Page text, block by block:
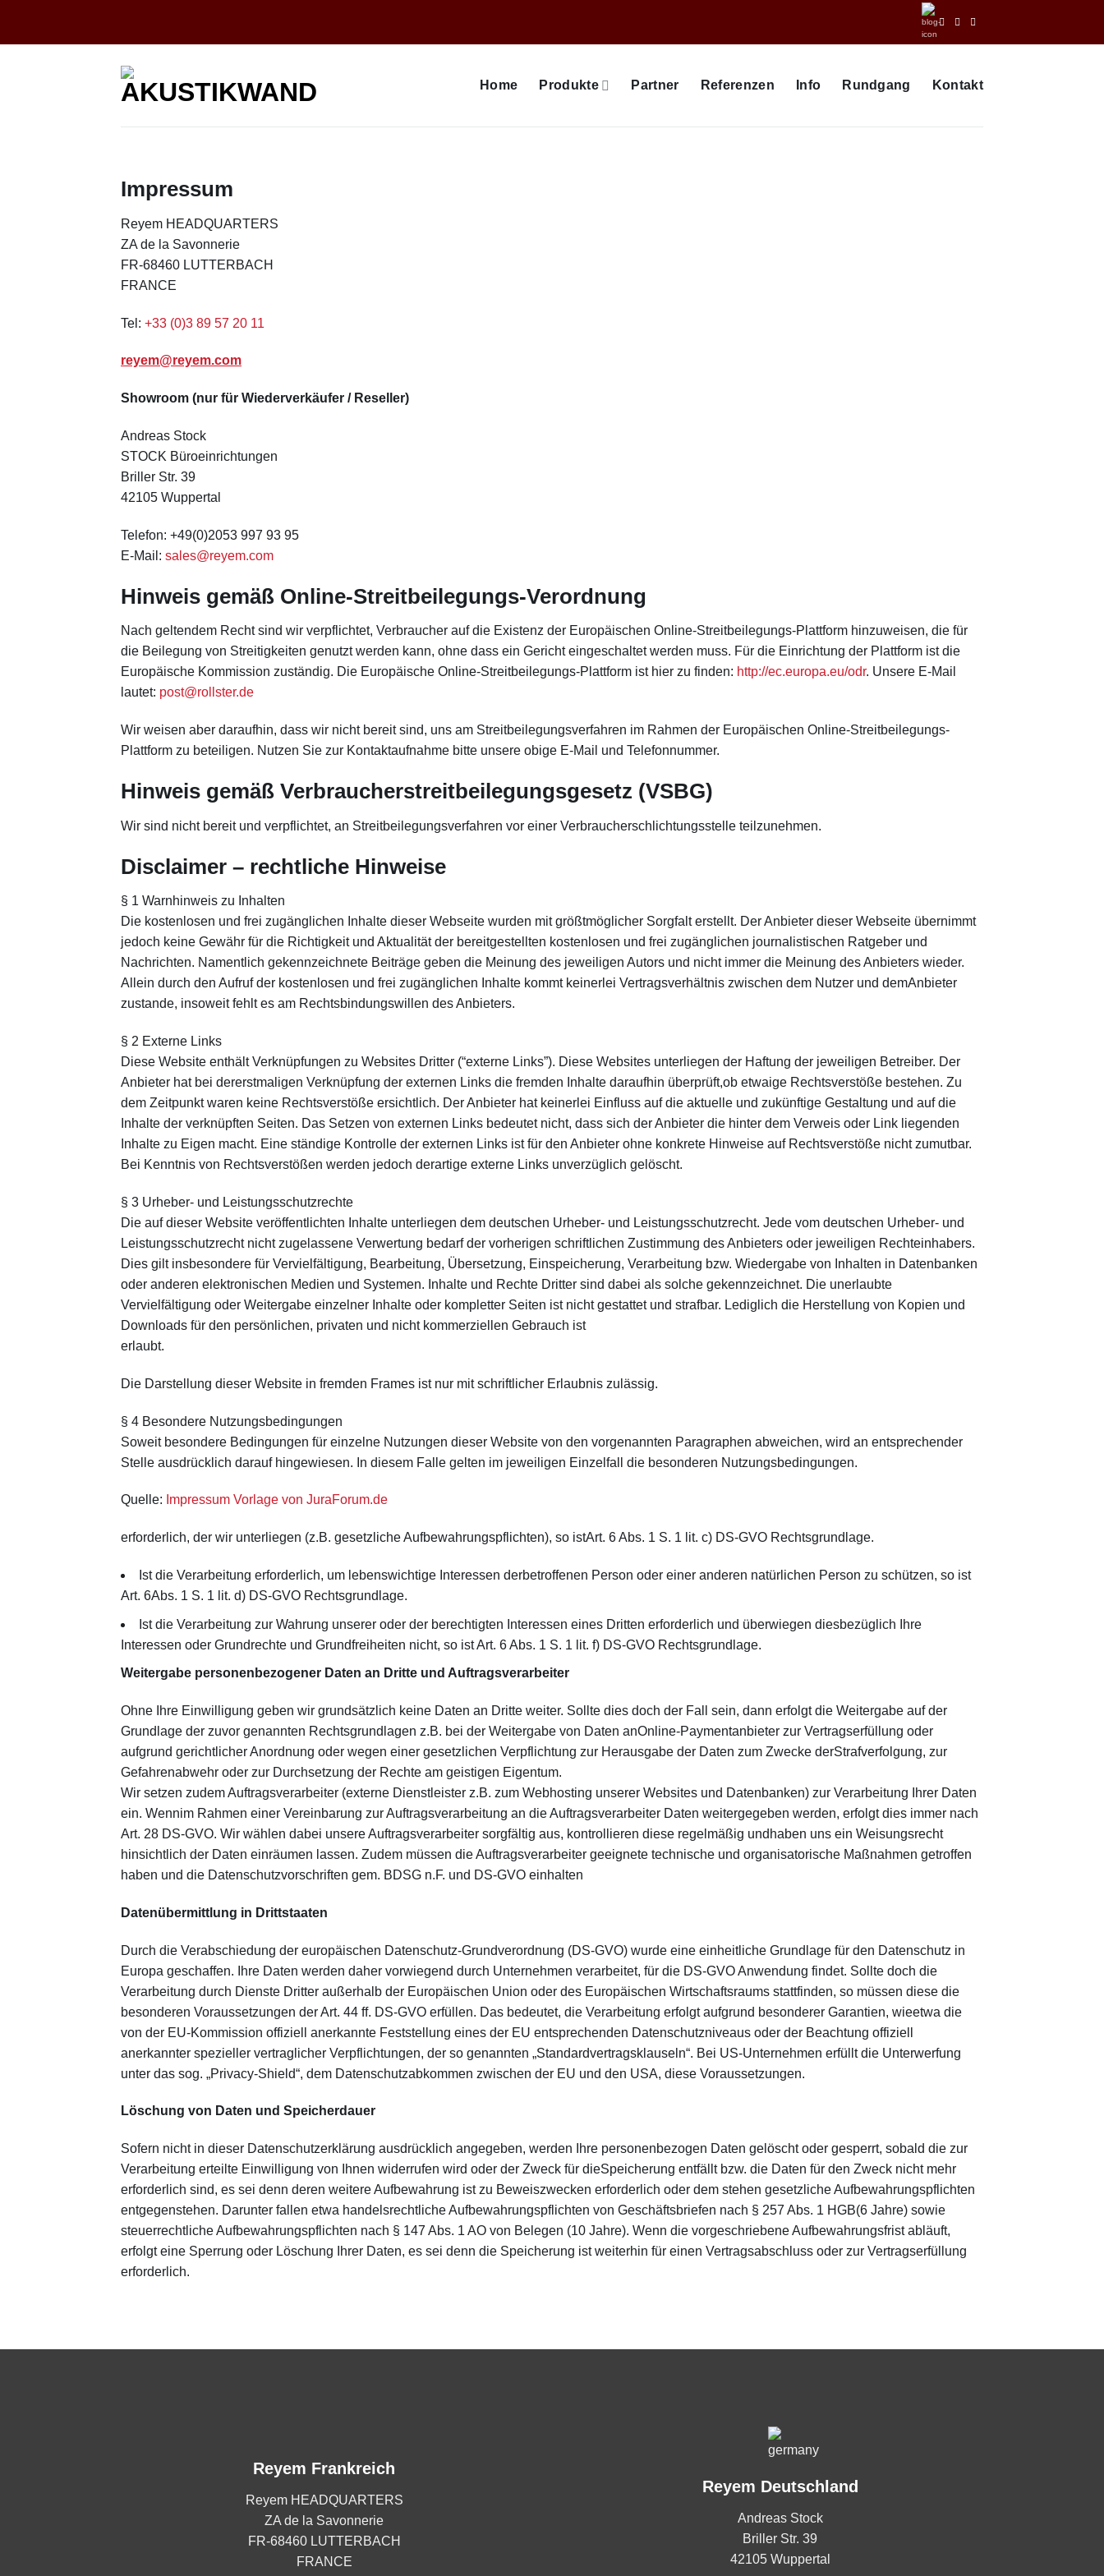
Home Produkte Partner Referenzen Info Rundgang Kontakt
Impressum
Reyem HEADQUARTERS
ZA de la Savonnerie
FR-68460 LUTTERBACH
FRANCE
Tel: +33 (0)3 89 57 20 11
reyem@reyem.com
Showroom (nur für Wiederverkäufer / Reseller)
Andreas Stock
STOCK Büroeinrichtungen
Briller Str. 39
42105 Wuppertal
Telefon: +49(0)2053 997 93 95
E-Mail: sales@reyem.com
Hinweis gemäß Online-Streitbeilegungs-Verordnung
Nach geltendem Recht sind wir verpflichtet, Verbraucher auf die Existenz der Europäischen Online-Streitbeilegungs-Plattform hinzuweisen, die für
die Beilegung von Streitigkeiten genutzt werden kann, ohne dass ein Gericht eingeschaltet werden muss. Für die Einrichtung der Plattform ist die
Europäische Kommission zuständig. Die Europäische Online-Streitbeilegungs-Plattform ist hier zu finden: http://ec.europa.eu/odr. Unsere E-Mail
lautet: post@rollster.de
Wir weisen aber daraufhin, dass wir nicht bereit sind, uns am Streitbeilegungsverfahren im Rahmen der Europäischen Online-Streitbeilegungs-
Plattform zu beteiligen. Nutzen Sie zur Kontaktaufnahme bitte unsere obige E-Mail und Telefonnummer.
Hinweis gemäß Verbraucherstreitbeilegungsgesetz (VSBG)
Wir sind nicht bereit und verpflichtet, an Streitbeilegungsverfahren vor einer Verbraucherschlichtungsstelle teilzunehmen.
Disclaimer – rechtliche Hinweise
§ 1 Warnhinweis zu Inhalten
Die kostenlosen und frei zugänglichen Inhalte dieser Webseite wurden mit größtmöglicher Sorgfalt erstellt. Der Anbieter dieser Webseite übernimmt
jedoch keine Gewähr für die Richtigkeit und Aktualität der bereitgestellten kostenlosen und frei zugänglichen journalistischen Ratgeber und
Nachrichten. Namentlich gekennzeichnete Beiträge geben die Meinung des jeweiligen Autors und nicht immer die Meinung des Anbieters wieder.
Allein durch den Aufruf der kostenlosen und frei zugänglichen Inhalte kommt keinerlei Vertragsverhältnis zwischen dem Nutzer und demAnbieter
zustande, insoweit fehlt es am Rechtsbindungswillen des Anbieters.
§ 2 Externe Links
Diese Website enthält Verknüpfungen zu Websites Dritter (“externe Links”). Diese Websites unterliegen der Haftung der jeweiligen Betreiber. Der
Anbieter hat bei dererstmaligen Verknüpfung der externen Links die fremden Inhalte daraufhin überprüft,ob etwaige Rechtsverstöße bestehen. Zu
dem Zeitpunkt waren keine Rechtsverstöße ersichtlich. Der Anbieter hat keinerlei Einfluss auf die aktuelle und zukünftige Gestaltung und auf die
Inhalte der verknüpften Seiten. Das Setzen von externen Links bedeutet nicht, dass sich der Anbieter die hinter dem Verweis oder Link liegenden
Inhalte zu Eigen macht. Eine ständige Kontrolle der externen Links ist für den Anbieter ohne konkrete Hinweise auf Rechtsverstöße nicht zumutbar.
Bei Kenntnis von Rechtsverstößen werden jedoch derartige externe Links unverzüglich gelöscht.
§ 3 Urheber- und Leistungsschutzrechte
Die auf dieser Website veröffentlichten Inhalte unterliegen dem deutschen Urheber- und Leistungsschutzrecht. Jede vom deutschen Urheber- und
Leistungsschutzrecht nicht zugelassene Verwertung bedarf der vorherigen schriftlichen Zustimmung des Anbieters oder jeweiligen Rechteinhabers.
Dies gilt insbesondere für Vervielfältigung, Bearbeitung, Übersetzung, Einspeicherung, Verarbeitung bzw. Wiedergabe von Inhalten in Datenbanken
oder anderen elektronischen Medien und Systemen. Inhalte und Rechte Dritter sind dabei als solche gekennzeichnet. Die unerlaubte
Vervielfältigung oder Weitergabe einzelner Inhalte oder kompletter Seiten ist nicht gestattet und strafbar. Lediglich die Herstellung von Kopien und
Downloads für den persönlichen, privaten und nicht kommerziellen Gebrauch ist
erlaubt.
Die Darstellung dieser Website in fremden Frames ist nur mit schriftlicher Erlaubnis zulässig.
§ 4 Besondere Nutzungsbedingungen
Soweit besondere Bedingungen für einzelne Nutzungen dieser Website von den vorgenannten Paragraphen abweichen, wird an entsprechender
Stelle ausdrücklich darauf hingewiesen. In diesem Falle gelten im jeweiligen Einzelfall die besonderen Nutzungsbedingungen.
Quelle: Impressum Vorlage von JuraForum.de
erforderlich, der wir unterliegen (z.B. gesetzliche Aufbewahrungspflichten), so istArt. 6 Abs. 1 S. 1 lit. c) DS-GVO Rechtsgrundlage.
Ist die Verarbeitung erforderlich, um lebenswichtige Interessen derbetroffenen Person oder einer anderen natürlichen Person zu schützen, so ist
Art. 6Abs. 1 S. 1 lit. d) DS-GVO Rechtsgrundlage.
Ist die Verarbeitung zur Wahrung unserer oder der berechtigten Interessen eines Dritten erforderlich und überwiegen diesbezüglich Ihre
Interessen oder Grundrechte und Grundfreiheiten nicht, so ist Art. 6 Abs. 1 S. 1 lit. f) DS-GVO Rechtsgrundlage.
Weitergabe personenbezogener Daten an Dritte und Auftragsverarbeiter
Ohne Ihre Einwilligung geben wir grundsätzlich keine Daten an Dritte weiter. Sollte dies doch der Fall sein, dann erfolgt die Weitergabe auf der
Grundlage der zuvor genannten Rechtsgrundlagen z.B. bei der Weitergabe von Daten anOnline-Paymentanbieter zur Vertragserfüllung oder
aufgrund gerichtlicher Anordnung oder wegen einer gesetzlichen Verpflichtung zur Herausgabe der Daten zum Zwecke derStrafverfolgung, zur
Gefahrenabwehr oder zur Durchsetzung der Rechte am geistigen Eigentum.
Wir setzen zudem Auftragsverarbeiter (externe Dienstleister z.B. zum Webhosting unserer Websites und Datenbanken) zur Verarbeitung Ihrer Daten
ein. Wennim Rahmen einer Vereinbarung zur Auftragsverarbeitung an die Auftragsverarbeiter Daten weitergegeben werden, erfolgt dies immer nach
Art. 28 DS-GVO. Wir wählen dabei unsere Auftragsverarbeiter sorgfältig aus, kontrollieren diese regelmäßig undhaben uns ein Weisungsrecht
hinsichtlich der Daten einräumen lassen. Zudem müssen die Auftragsverarbeiter geeignete technische und organisatorische Maßnahmen getroffen
haben und die Datenschutzvorschriften gem. BDSG n.F. und DS-GVO einhalten
Datenübermittlung in Drittstaaten
Durch die Verabschiedung der europäischen Datenschutz-Grundverordnung (DS-GVO) wurde eine einheitliche Grundlage für den Datenschutz in
Europa geschaffen. Ihre Daten werden daher vorwiegend durch Unternehmen verarbeitet, für die DS-GVO Anwendung findet. Sollte doch die
Verarbeitung durch Dienste Dritter außerhalb der Europäischen Union oder des Europäischen Wirtschaftsraums stattfinden, so müssen diese die
besonderen Voraussetzungen der Art. 44 ff. DS-GVO erfüllen. Das bedeutet, die Verarbeitung erfolgt aufgrund besonderer Garantien, wieetwa die
von der EU-Kommission offiziell anerkannte Feststellung eines der EU entsprechenden Datenschutzniveaus oder der Beachtung offiziell
anerkannter spezieller vertraglicher Verpflichtungen, der so genannten „Standardvertragsklauseln“. Bei US-Unternehmen erfüllt die Unterwerfung
unter das sog. „Privacy-Shield“, dem Datenschutzabkommen zwischen der EU und den USA, diese Voraussetzungen.
Löschung von Daten und Speicherdauer
Sofern nicht in dieser Datenschutzerklärung ausdrücklich angegeben, werden Ihre personenbezogen Daten gelöscht oder gesperrt, sobald die zur
Verarbeitung erteilte Einwilligung von Ihnen widerrufen wird oder der Zweck für dieSpeicherung entfällt bzw. die Daten für den Zweck nicht mehr
erforderlich sind, es sei denn deren weitere Aufbewahrung ist zu Beweiszwecken erforderlich oder dem stehen gesetzliche Aufbewahrungspflichten
entgegenstehen. Darunter fallen etwa handelsrechtliche Aufbewahrungspflichten von Geschäftsbriefen nach § 257 Abs. 1 HGB(6 Jahre) sowie
steuerrechtliche Aufbewahrungspflichten nach § 147 Abs. 1 AO von Belegen (10 Jahre). Wenn die vorgeschriebene Aufbewahrungsfrist abläuft,
erfolgt eine Sperrung oder Löschung Ihrer Daten, es sei denn die Speicherung ist weiterhin für einen Vertragsabschluss oder zur Vertragserfüllung
erforderlich.
Reyem Frankreich
Reyem HEADQUARTERS
ZA de la Savonnerie
FR-68460 LUTTERBACH
FRANCE
Reyem Deutschland
Andreas Stock
Briller Str. 39
42105 Wuppertal